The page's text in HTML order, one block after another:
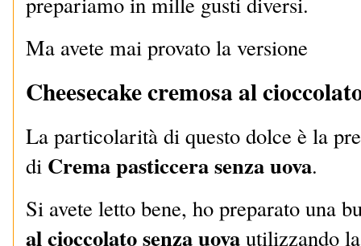
Ma avete mai provato la versione
Cheesecake cremosa al
La particolarità di questo dolce è la
di Crema pasticcera senza uova.
Si avete letto bene, ho preparato una
al cioccolato senza uova utilizzando